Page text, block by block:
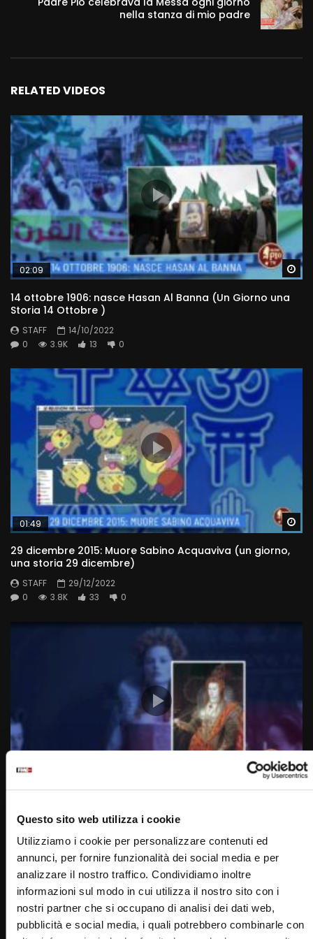
Questo sito web utilizza i cookie
Utilizziamo i cookie per personalizzare contenuti ed
annunci, per fornire funzionalità dei social media e per
analizzare il nostro traffico. Condividiamo inoltre
informazioni sul modo in cui utilizza il nostro sito con i
nostri partner che si occupano di analisi dei dati web,
pubblicità e social media, i quali potrebbero combinarle con
nella stanza di mio padre
RELATED VIDEOS
02:09
14 ottobre 1906: nasce Hasan Al Banna (Un Giorno una
Storia 14 Ottobre )
STAFF
14/10/2022
0
3.9K 13 0
01:49
29 dicembre 2015: Muore Sabino Acquaviva (un giorno,
una storia 29 dicembre)
STAFF
29/12/2022
0
3.8K 33 0
02:43
storia 7 Settembre)
STAFF
07/09/2022